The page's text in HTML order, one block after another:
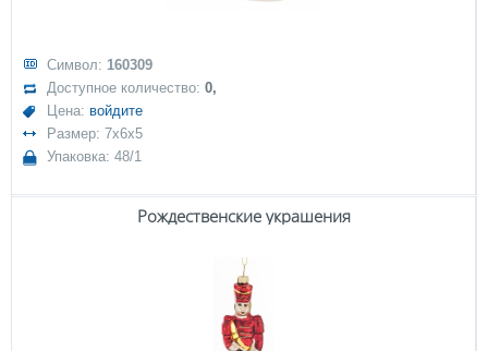
Символ: 160309
Доступное количество:0,
Цена: войдите
Размер: 7x6x5
Упаковка: 48/1
Рождественские украшения